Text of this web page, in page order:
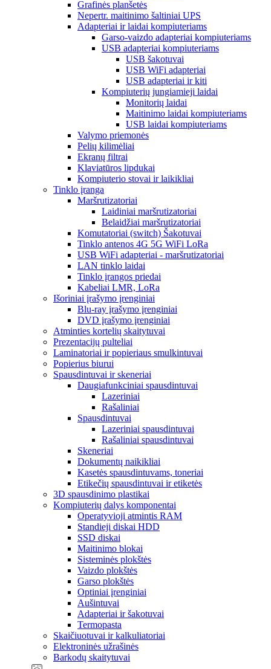
Grafinės planšetės
Nepertr. maitinimo šaltiniai UPS
Adapteriai ir laidai kompiuteriams
Garso-vaizdo adapteriai kompiuteriams
USB adapteriai kompiuteriams
USB šakotuvai
USB WiFi adapteriai
USB adapteriai ir kiti
Kompiuterių jungiamieji laidai
Monitorių laidai
Maitinimo laidai kompiuteriams
USB laidai kompiuteriams
Valymo priemonės
Pelių kilimėliai
Ekranų filtrai
Klaviatūros lipdukai
Kompiuterio stovai ir laikikliai
Tinklo įranga
Maršrutizatoriai
Laidiniai maršrutizatoriai
Belaidžiai maršrutizatoriai
Komutatoriai (switch) Šakotuvai
Tinklo antenos 4G 5G WiFi LoRa
USB WiFi adapteriai - maršrutizatoriai
LAN tinklo laidai
Tinklo įrangos priedai
Kabeliai LMR, LoRa
Išoriniai įrašymo įrenginiai
Blu-ray įrašymo įrenginiai
DVD įrašymo įrenginiai
Atminties kortelių skaitytuvai
Prezentacijų pulteliai
Laminatoriai ir popieriaus smulkintuvai
Popierius biurui
Spausdintuvai ir skeneriai
Daugiafunkciniai spausdintuvai
Lazeriniai
Rašaliniai
Spausdintuvai
Lazeriniai spausdintuvai
Rašaliniai spausdintuvai
Skeneriai
Dokumentų naikikliai
Kasetės spausdintuvams, toneriai
Etikečių spausdintuvai ir etiketės
3D spausdinimo plastikai
Kompiuterių dalys komponentai
Operatyvioji atmintis RAM
Standieji diskai HDD
SSD diskai
Maitinimo blokai
Sisteminės plokštės
Vaizdo plokštės
Garso plokštės
Optiniai įrenginiai
Aušintuvai
Adapteriai ir šakotuvai
Termopasta
Skaičiuotuvai ir kalkuliatoriai
Elektroninės užrašinės
Barkodų skaitytuvai